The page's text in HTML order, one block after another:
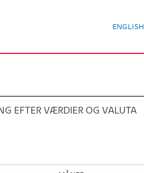
ENGLISH
EFTER VÆRDIER OG VALUTA